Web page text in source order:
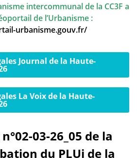
intercommunal de la CC3F a
de l’Urbanisme :
urbanisme.gouv.fr/
Journal de la Haute-
La Voix de la Haute-
03-26_05 de la
du PLUi de la